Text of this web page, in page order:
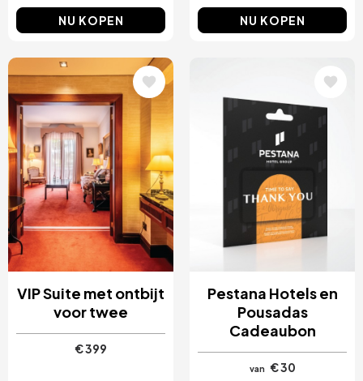
NU KOPEN NU KOPEN
Afbeelding
VIP Suite met ontbijt
voor twee
€ 399
Pestana Hotels en
Pousadas
Cadeaubon
van € 30